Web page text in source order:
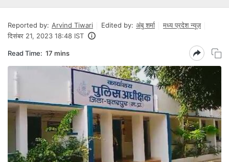
Reported by: Arvind Tiwari Edited by: अंबु शर्मा
मध्य प्रदेश न्यूज़
दिसंबर 21, 2023 18:48 IST
Read Time: 17 mins